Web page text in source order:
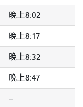
晚上8:02
晚上8:17
晚上8:32
晚上8:47
--